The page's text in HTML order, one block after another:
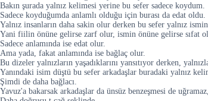
Bakın şurada yalnız kelimesi yerine bu sefer sadece koydum.
Sadece koyduğumda anlamlı olduğu için burası da edat oldu.
Yalnız insanların daha sakin olur derken bu sefer yalnız
Yani fiilin önüne gelirse zarf olur, ismin önüne gelirse sıfat
Sadece anlamında ise edat olur.
Ama yada, fakat anlamında ise bağlaç olur.
Bu dizeler yalnızların yaşadıklarını yansıtıyor derken,
Yanındaki isim düştü bu sefer arkadaşlar buradaki yalnız
Şimdi de daha bağlacı.
Yavuz'a bakarsak arkadaşlar da ünsüz benzeşmesi de